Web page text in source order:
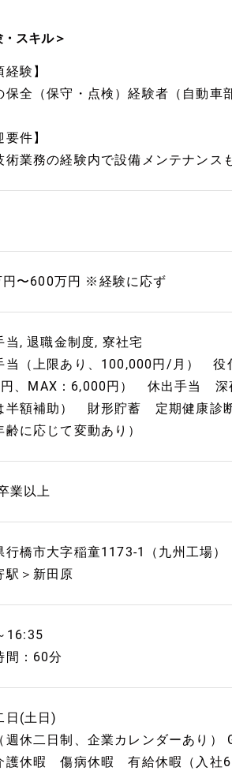
・スキル＞
経験】
保全（保守・点検）経験者（自動車
要件】
術業務の経験内で設備メンテナンス
〜600万円 ※経験に応ず
当, 退職金制度, 寮社宅
当（上限あり、100,000円/月）
、MAX：6,000円） 休出手当
半額補助） 財形貯蓄 定期健康
齢に応じて変動あり）
業以上
行橋市大字稲童1173-1（九州工場）
駅＞新田原
16:35
間：60分
日(土日)
週休二日制、企業カレンダーあ
休暇 傷病休暇 有給休暇（入社6